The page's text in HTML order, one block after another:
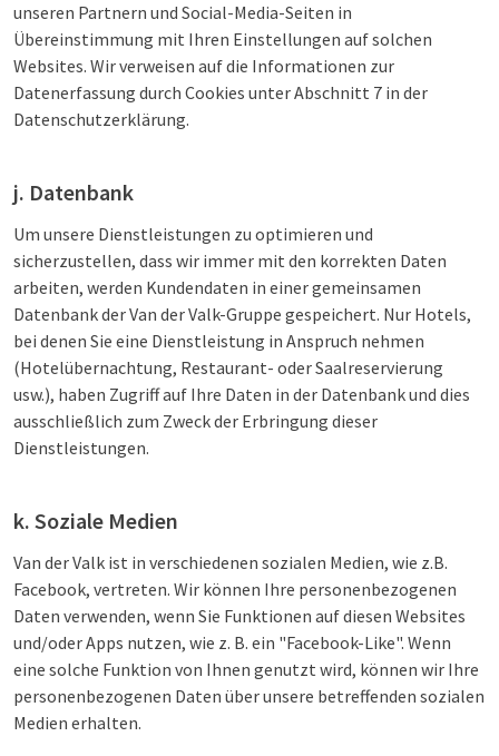
unseren Partnern und Social-Media-Seiten in
Übereinstimmung mit Ihren Einstellungen auf solchen
Websites. Wir verweisen auf die Informationen zur
Datenerfassung durch Cookies unter Abschnitt 7 in der
Datenschutzerklärung.
j. Datenbank
Um unsere Dienstleistungen zu optimieren und
sicherzustellen, dass wir immer mit den korrekten Daten
arbeiten, werden Kundendaten in einer gemeinsamen
Datenbank der Van der Valk-Gruppe gespeichert. Nur Hotels,
bei denen Sie eine Dienstleistung in Anspruch nehmen
(Hotelübernachtung, Restaurant- oder Saalreservierung
usw.), haben Zugriff auf Ihre Daten in der Datenbank und dies
ausschließlich zum Zweck der Erbringung dieser
Dienstleistungen.
k. Soziale Medien
Van der Valk ist in verschiedenen sozialen Medien, wie z.B.
Facebook, vertreten. Wir können Ihre personenbezogenen
Daten verwenden, wenn Sie Funktionen auf diesen Websites
und/oder Apps nutzen, wie z. B. ein "Facebook-Like". Wenn
eine solche Funktion von Ihnen genutzt wird, können wir Ihre
personenbezogenen Daten über unsere betreffenden sozialen
Medien erhalten.